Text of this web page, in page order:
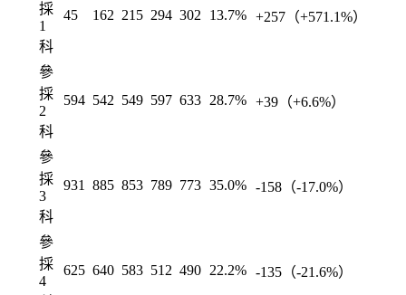
採
1
科
45 162 215 294 302 13.7% +257（+571.1%）
參
採
2
科
594 542 549 597 633 28.7% +39（+6.6%）
參
採
3
科
931 885 853 789 773 35.0% -158（-17.0%）
參
採
4
625 640 583 512 490 22.2% -135（-21.6%）